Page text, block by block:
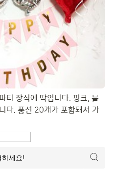
티 장식에 딱입니다. 핑크, 블
다. 풍선 20개가 포함돼서 가